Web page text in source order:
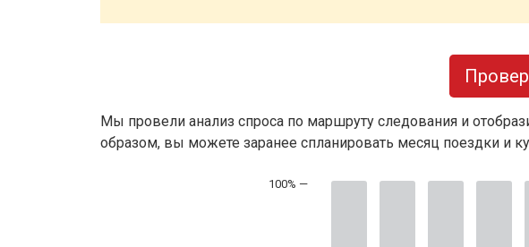
Мы провели анализ спроса по маршруту следования и
образом, вы можете заранее спланировать месяц поездки и